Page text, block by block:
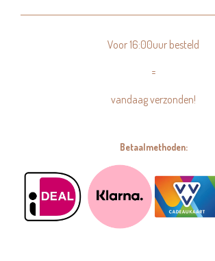
Voor 16:00uur besteld
=
vandaag verzonden!
Betaalmethoden: